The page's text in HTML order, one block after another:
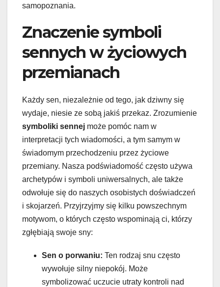
samopoznania.
Znaczenie symboli
sennych w życiowych
przemianach
Każdy sen, niezależnie od tego, jak dziwny się
wydaje, niesie ze sobą jakiś przekaz. Zrozumienie
symboliki sennej może pomóc nam w
interpretacji tych wiadomości, a tym samym w
świadomym przechodzeniu przez życiowe
przemiany. Nasza podświadomość często używa
archetypów i symboli uniwersalnych, ale także
odwołuje się do naszych osobistych doświadczeń
i skojarzeń. Przyjrzyjmy się kilku powszechnym
motywom, o których często wspominają ci, którzy
zgłębiają swoje sny:
Sen o porwaniu: Ten rodzaj snu często
wywołuje silny niepokój. Może
symbolizować uczucie utraty kontroli nad